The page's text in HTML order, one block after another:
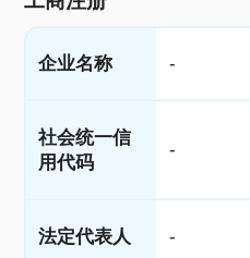
企业名称 -
社会统一信
用代码
-
法定代表人 -